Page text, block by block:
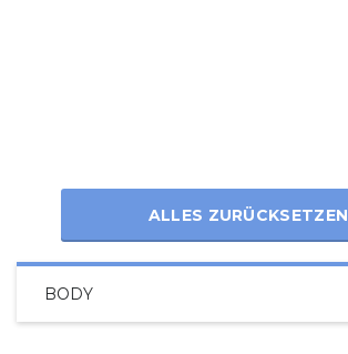
ALLES ZURÜCKSETZEN
BODY